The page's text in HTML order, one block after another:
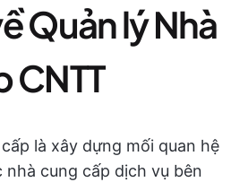
Quản lý Nhà
CNTT
là xây dựng mối quan hệ
cung cấp dịch vụ bên